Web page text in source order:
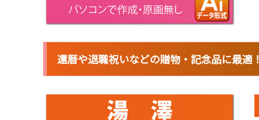
還暦や退職祝いなどの贈物・記念品に最適！